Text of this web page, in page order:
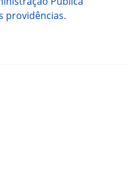
providências.